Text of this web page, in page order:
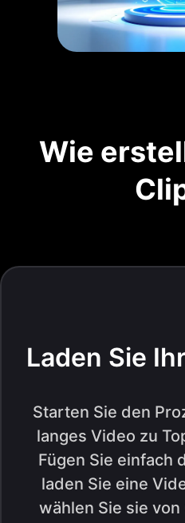
Wie
Laden Sie
Starten Sie den
langes Video zu
Fügen Sie einfach
laden Sie eine
wählen Sie sie von